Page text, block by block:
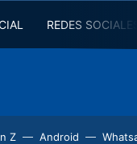
REDES
Z Android